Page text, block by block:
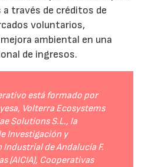
través de créditos de
voluntarios,
ambiental en una
de ingresos.
está formado por
Volterra Ecosystems
Solutions S.L., la
Investigación y
Industrial de Andalucía F.
(AICIA), Cooperativas